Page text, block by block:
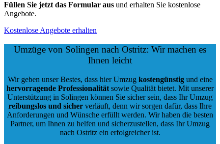
Füllen Sie jetzt das Formular aus und erhalten Sie kostenlose
Angebote.
Kostenlose Angebote erhalten
Umzüge von Solingen nach Ostritz: Wir machen es
Ihnen leicht
Wir geben unser Bestes, dass hier Umzug kostengünstigund eine
hervorragende Professionalität sowie Qualität bietet. Mit unserer
Unterstützung in Solingen können Sie sicher sein, dass Ihr Umzug
reibungslos und sicher verläuft, denn wir sorgen dafür, dass Ihre
Anforderungen und Wünsche erfüllt werden. Wir haben die besten
Partner, um Ihnen zu helfen und sicherzustellen, dass Ihr Umzug
nach Ostritz ein erfolgreicher ist.